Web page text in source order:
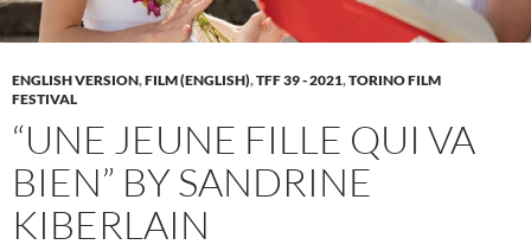
ENGLISH VERSION,FILM (ENGLISH),TFF 39 - 2021,TORINO FILM
FESTIVAL
“UNE JEUNE FILLE QUI VA
BIEN” BY SANDRINE
KIBERLAIN